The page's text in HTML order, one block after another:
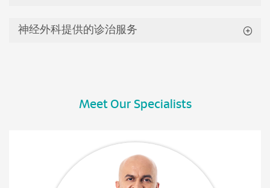
神经外科提供的诊治服务
Meet Our Specialists